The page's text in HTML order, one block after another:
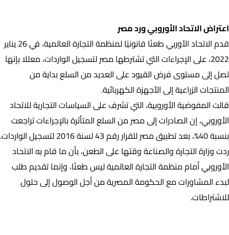
اعتراض الاتحاد الأوروبي ورد مصر
قدم الاتحاد الأوربي طعنًا قانونيًا لمنظمة التجارة العالمية، في 26 يناير
2022، على الإجراءات التي تشترطها مصر لتسجيل الواردات، معللا بإنها
تصل إلى مستوى فرض القيود على العديد من السلع بداية من
المنتجات الزراعية إلى الأجهزة الكهربائية.
قالت المفوضية الأوروبية، التي تشرف على السياسات التجارية للاتحاد
الأوروبي، إن الصادرات إلى مصر من السلع المتأثرة بالإجراءات تراجعت
بنسبة 40%، بعد تطبيق مصر للقرار رقم 43 لسنة 2016 لتسجيل الواردات.
ردت وزارة التجارة والصناعة وقتها على الطعن، بأن ما قام به الاتحاد
الأوروبي أمام منظمة التجارة العالمية ليس طعنًا، وإنما تقديم طلب
لبدء المشاورات مع الحكومة المصرية من أجل الوصول إلى حلول
للاشتراطات.